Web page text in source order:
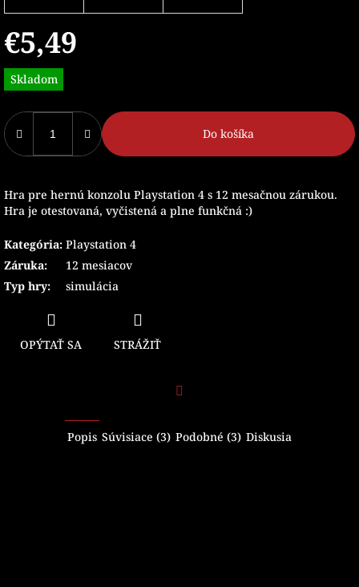
€5,49
Jednotková
cena:
Skladom
Do košíka
Hra pre hernú konzolu Playstation 4 s 12 mesačnou zárukou.
Hra je otestovaná, vyčistená a plne funkčná :)
Kategória: Playstation 4
Záruka:
12 mesiacov
Typ hry: simulácia
OPÝTAŤ SA STRÁŽIŤ
Popis Súvisiace (3) Podobné (3) Diskusia